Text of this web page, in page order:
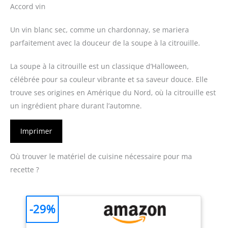
Accord vin
Un vin blanc sec, comme un chardonnay, se mariera
parfaitement avec la douceur de la soupe à la citrouille.
La soupe à la citrouille est un classique d’Halloween,
célébrée pour sa couleur vibrante et sa saveur douce. Elle
trouve ses origines en Amérique du Nord, où la citrouille est
un ingrédient phare durant l’automne.
Imprimer
Où trouver le matériel de cuisine nécessaire pour ma
recette ?
-29%